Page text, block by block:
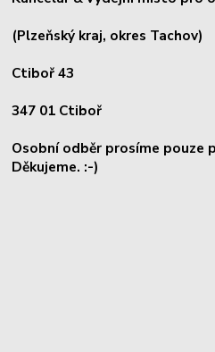
(Plzeňský kraj, okres Tachov)
Ctiboř 43
347 01 Ctiboř
Osobní odběr prosíme pouze
Děkujeme. :-)